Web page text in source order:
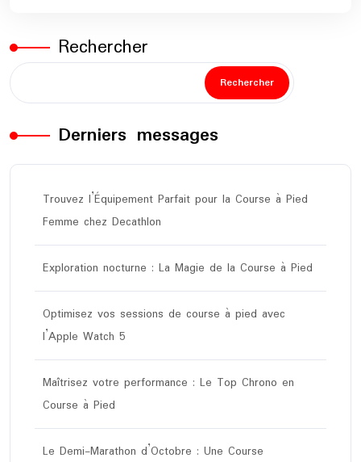
Rechercher
Rechercher
Derniers messages
Trouvez l’Équipement Parfait pour la Course à Pied
Femme chez Decathlon
Exploration nocturne : La Magie de la Course à Pied
Optimisez vos sessions de course à pied avec
l’Apple Watch 5
Maîtrisez votre performance : Le Top Chrono en
Course à Pied
Le Demi-Marathon d’Octobre : Une Course